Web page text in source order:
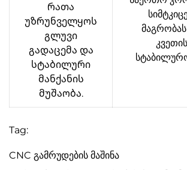
რათა
უზრუნველყოს
გლუვი
გადაცემა და
სტაბილური
მანქანის
მუშაობა.
კვეთის
Tag:
CNC გამრუდების მაშინა